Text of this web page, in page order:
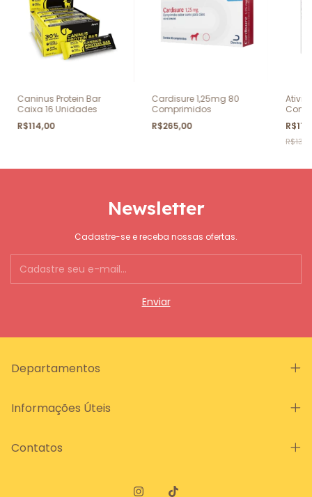
Caninus Protein Bar
Caixa 16 Unidades
R$114,00
Cardisure 1,25mg 80
Comprimidos
R$265,00
Ativi
Newsletter
Cadastre-se e receba nossas ofertas.
Departamentos
Informações Úteis
Contatos